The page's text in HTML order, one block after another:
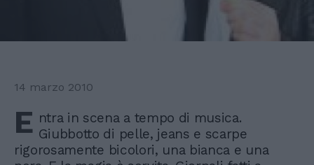
14 marzo 2010
E ntra in scena a tempo di musica.
Giubbotto di pelle, jeans e scarpe
rigorosamente bicolori, una bianca e una